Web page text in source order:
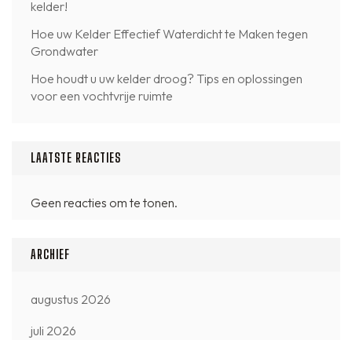
kelder!
Hoe uw Kelder Effectief Waterdicht te Maken tegen
Grondwater
Hoe houdt u uw kelder droog? Tips en oplossingen
voor een vochtvrije ruimte
LAATSTE REACTIES
Geen reacties om te tonen.
ARCHIEF
augustus 2026
juli 2026